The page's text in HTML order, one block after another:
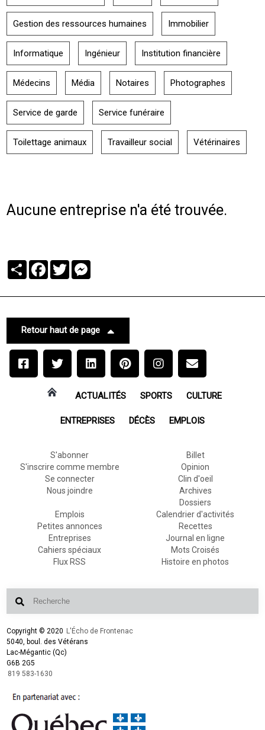
Gestion des ressources humaines Immobilier
Informatique Ingénieur Institution financière
Médecins Média Notaires Photographes
Service de garde Service funéraire
Toilettage animaux Travailleur social Vétérinaires
Aucune entreprise n'a été trouvée.
PartagerFacebook
Twitter
Retour haut de page
ACTUALITÉS SPORTS CULTURE
ENTREPRISES DÉCÈS EMPLOIS
S'abonner
S'inscrire comme membre
Se connecter
Nous joindre
Billet
Opinion
Clin d'oeil
Archives
Dossiers
Emplois
Petites annonces
Entreprises
Cahiers spéciaux
Flux RSS
Calendrier d'activités
Recettes
Journal en ligne
Mots Croisés
Histoire en photos
Copyright © 2020 L'Écho de Frontenac
5040, boul. des Vétérans
Lac-Mégantic (Qc)
G6B 2G5
819 583-1630